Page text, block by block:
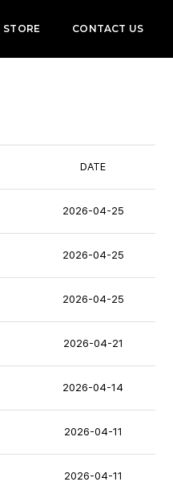
STORE CONTACT US
DATE
2026-04-25
2026-04-25
2026-04-25
2026-04-21
2026-04-14
2026-04-11
2026-04-11